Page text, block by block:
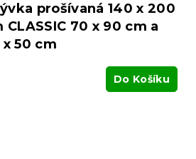
prošívaná 140 x 200
70 x 90 cm a
50 cm
Do Košíku